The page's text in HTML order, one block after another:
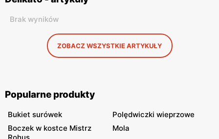
Brak wyników
ZOBACZ WSZYSTKIE ARTYKUŁY
Popularne produkty
Bukiet surówek
Polędwiczki wieprzowe
Boczek w kostce Mistrz
Mola